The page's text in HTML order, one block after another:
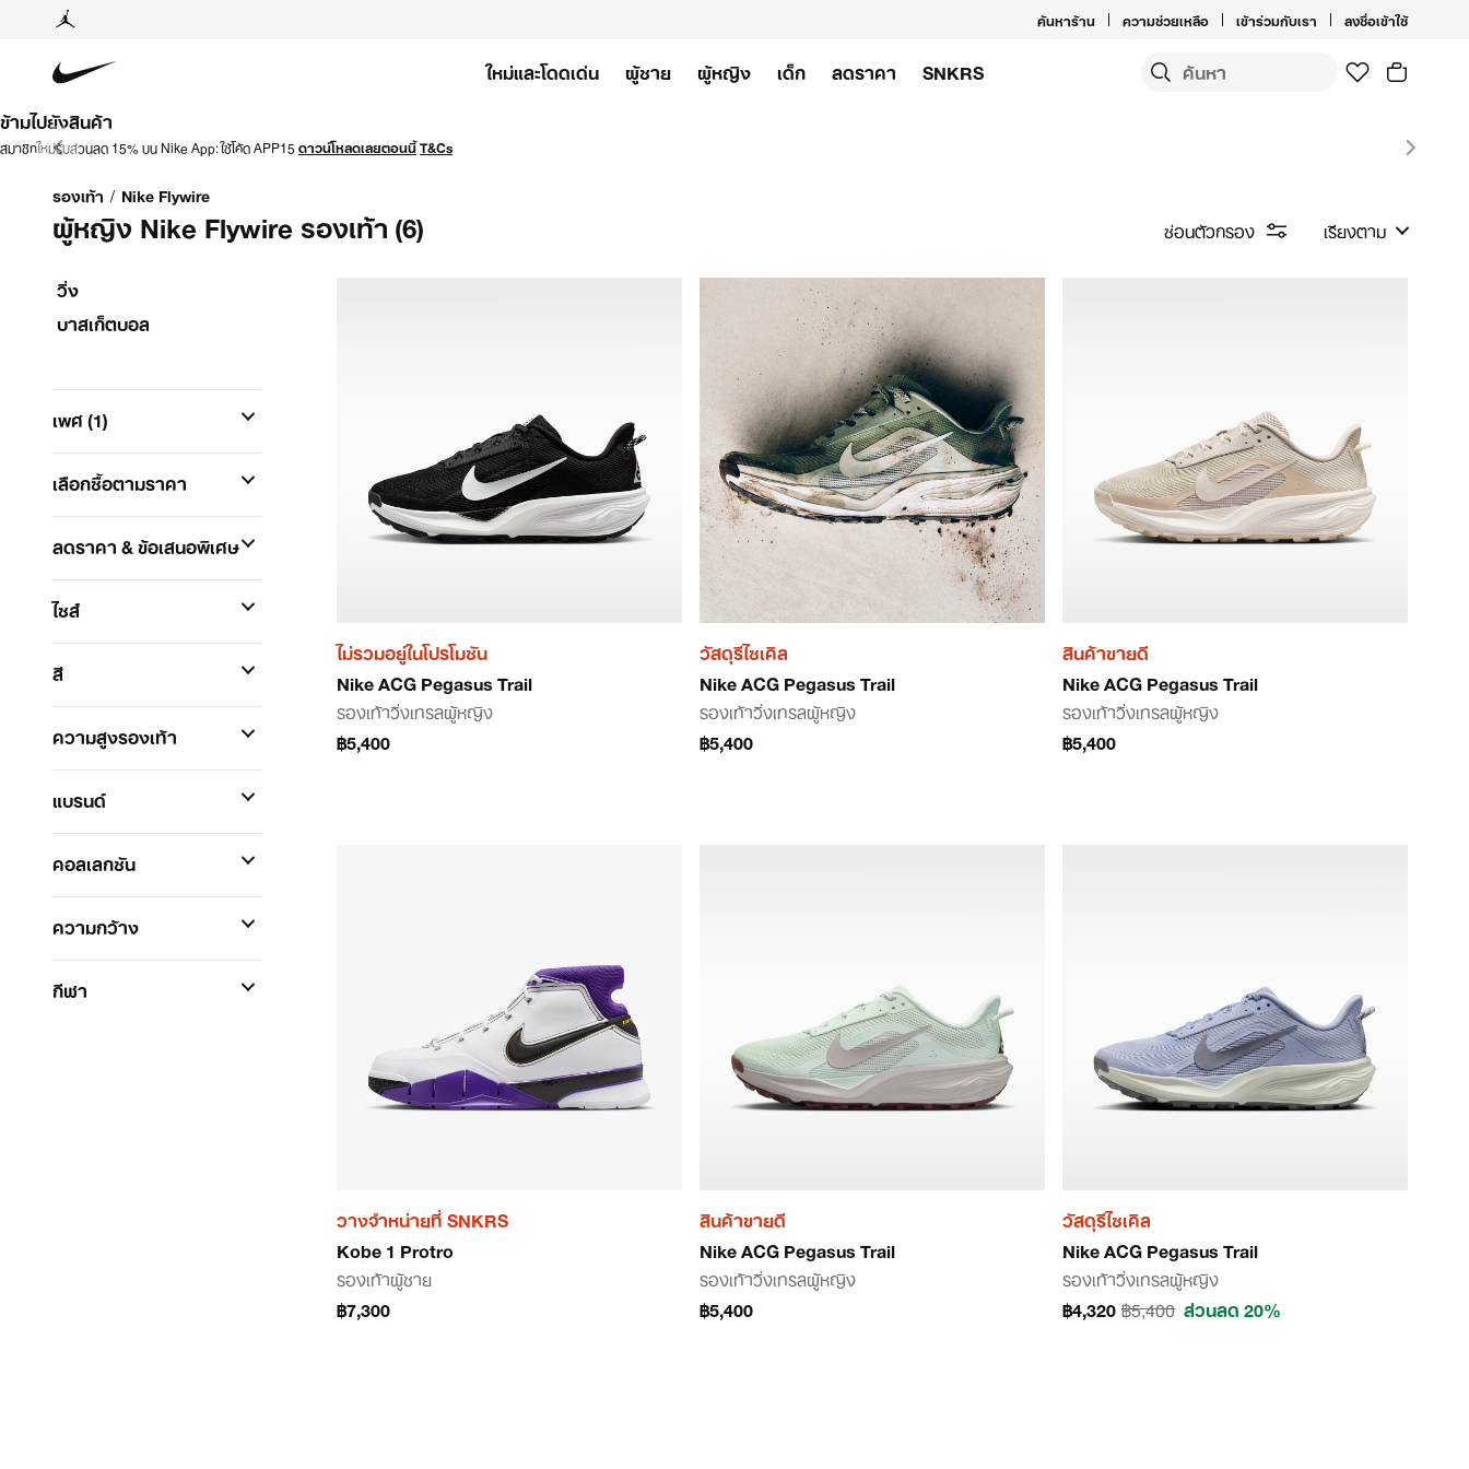
ค้นหาร้าน ความช่วยเหลือ เข้าร่วมกับเรา ลงชื่อเข้าใช้
ใหม่และโดดเด่น ผู้ชาย ผู้หญิง เด็ก ลดราคา
SNKRS
ข้ามไปยังสินค้า
สมาชิกใหม่รับส่วนลด 15% บน Nike App: ใช้โค้ด APP15ดาวน์โหลดเลยตอนนี้T&Cs
รองเท้า / Nike Flywire
ผู้หญิง Nike Flywire รองเท้า(6) ซ่อนตัวกรอง
เรียงตาม
วิ่ง
บาสเก็ตบอล
เพศ(1)
เลือกซื้อตามราคา
ลดราคา & ข้อเสนอพิเศษ
ไซส์
สี
ความสูงรองเท้า
แบรนด์
คอลเลกชัน
ความกว้าง
กีฬา
ไม่รวมอยู่ในโปรโมชัน
Nike ACG Pegasus Trail
รองเท้าวิ่งเทรลผู้หญิง
฿5,400
วัสดุรีไซเคิล
Nike ACG Pegasus Trail
รองเท้าวิ่งเทรลผู้หญิง
฿5,400
สินค้าขายดี
Nike ACG Pegasus Trail
รองเท้าวิ่งเทรลผู้หญิง
฿5,400
วางจำหน่ายที่ SNKRS
Kobe 1 Protro
รองเท้าผู้ชาย
฿7,300
สินค้าขายดี
Nike ACG Pegasus Trail
รองเท้าวิ่งเทรลผู้หญิง
฿5,400
วัสดุรีไซเคิล
Nike ACG Pegasus Trail
รองเท้าวิ่งเทรลผู้หญิง
฿4,320฿5,400 ส่วนลด 20%